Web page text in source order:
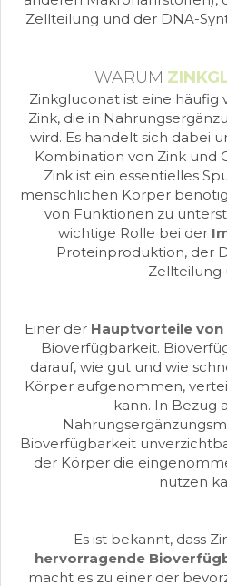
Zellteilung und der DNA-
WARUM
Zinkgluconat ist eine häufig
Zink, die in
wird. Es handelt sich dabei
Kombination von Zink und
Zink ist ein essentielles
menschlichen Körper
von Funktionen zu
wichtige Rolle bei der
Proteinproduktion, der
Zellteilung
Einer der Hauptvorteile
Bioverfügbarkeit.
darauf, wie gut und wie
Körper aufgenommen,
kann. In Bezug
Bioverfügbarkeit
der Körper die
nutzen
Es ist bekannt, dass
hervorragende
macht es zu einer der